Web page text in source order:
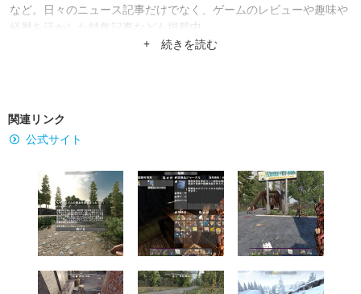
など。日々のニュース記事だけでなく、ゲームのレビューや趣味や
経歴を活かした特集記事なども掲載中。
+ 続きを読む
関連リンク
公式サイト